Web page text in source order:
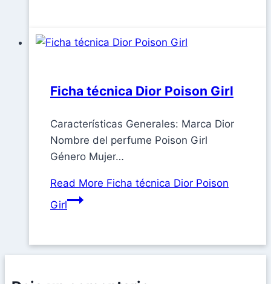
Ficha técnica Dior Poison Girl
Características Generales: Marca Dior
Nombre del perfume Poison Girl
Género Mujer…
Read More Ficha técnica Dior Poison
Girl